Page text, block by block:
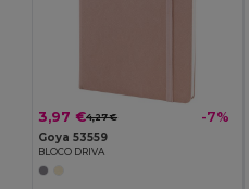
3,97 €4,27 € -7%
Goya 53559
BLOCO DRIVA